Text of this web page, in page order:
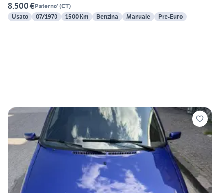
8.500 €Paterno' (CT)
Usato
07/1970 1500 Km Benzina Manuale Pre-Euro